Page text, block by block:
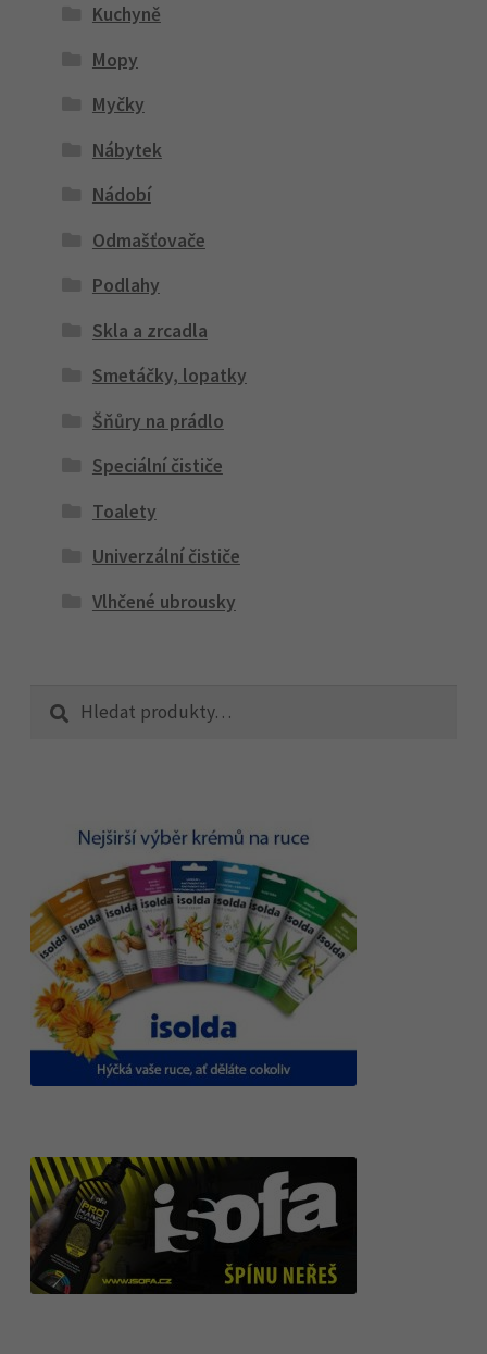
Kuchyně
Mopy
Myčky
Nábytek
Nádobí
Odmašťovače
Podlahy
Skla a zrcadla
Smetáčky, lopatky
Šňůry na prádlo
Speciální čističe
Toalety
Univerzální čističe
Vlhčené ubrousky
Hledat:
Hledat